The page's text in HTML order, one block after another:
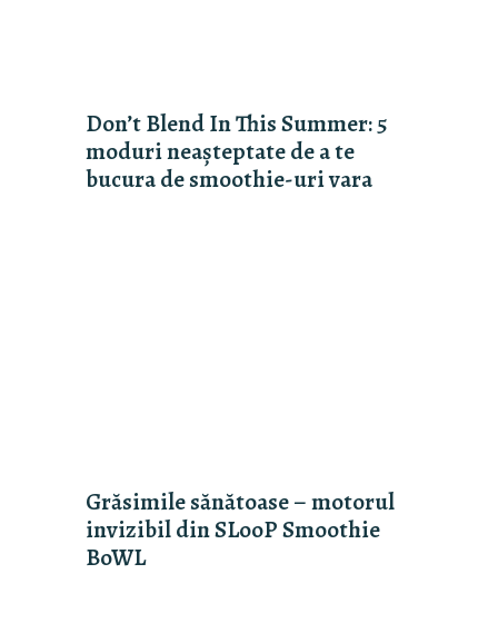
Don’t Blend In This Summer: 5
moduri neașteptate de a te
bucura de smoothie-uri vara
Grăsimile sănătoase – motorul
invizibil din SLooP Smoothie
BoWL